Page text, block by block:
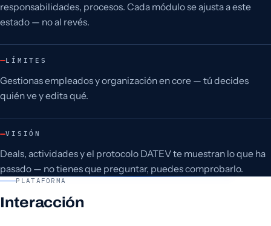
responsabilidades, procesos. Cada módulo se ajusta a este
estado — no al revés.
LÍMITES
Gestionas empleados y organización en core — tú decides
quién ve y edita qué.
VISIÓN
Deals, actividades y el protocolo DATEV te muestran lo que ha
pasado — no tienes que preguntar, puedes comprobarlo.
PLATAFORMA
Interacción